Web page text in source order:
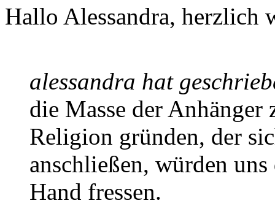
Hallo Alessandra, herzlich
alessandra hat
die Masse der
Religion gründen, der
anschließen, würden
Hand fressen.